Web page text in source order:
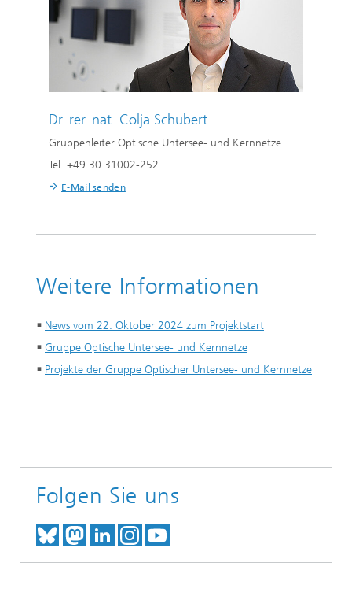
Dr. rer. nat. Colja Schubert
Gruppenleiter Optische Untersee- und Kernnetze
Tel. +49 30 31002-252
E-Mail senden
Weitere Informationen
News vom 22. Oktober 2024 zum Projektstart
Gruppe Optische Untersee- und Kernnetze
Projekte der Gruppe Optischer Untersee- und Kernnetze
Folgen Sie uns
TREFFEN SIE UNS AUF BLUESKY
TREFFEN SIE UNS AUF
TREFFEN SIE UNS BEI
BESUCHEN SIE UNSER
UNSER VIDEO-